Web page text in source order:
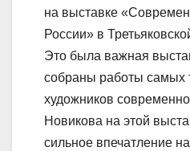
на выставке
России» в
Это была важная
собраны работы самых
художников
Новикова на этой
сильное впечатление